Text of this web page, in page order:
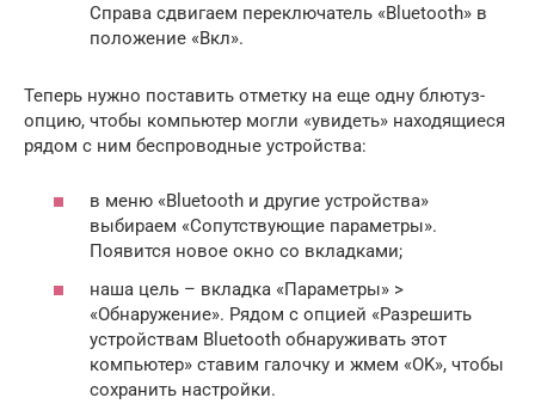
Справа сдвигаем переключатель «Bluetooth» в
положение «Вкл».
Теперь нужно поставить отметку на еще одну блютуз-
опцию, чтобы компьютер могли «увидеть» находящиеся
рядом с ним беспроводные устройства:
в меню «Bluetooth и другие устройства»
выбираем «Сопутствующие параметры».
Появится новое окно со вкладками;
наша цель – вкладка «Параметры» >
«Обнаружение». Рядом с опцией «Разрешить
устройствам Bluetooth обнаруживать этот
компьютер» ставим галочку и жмем «OK», чтобы
сохранить настройки.